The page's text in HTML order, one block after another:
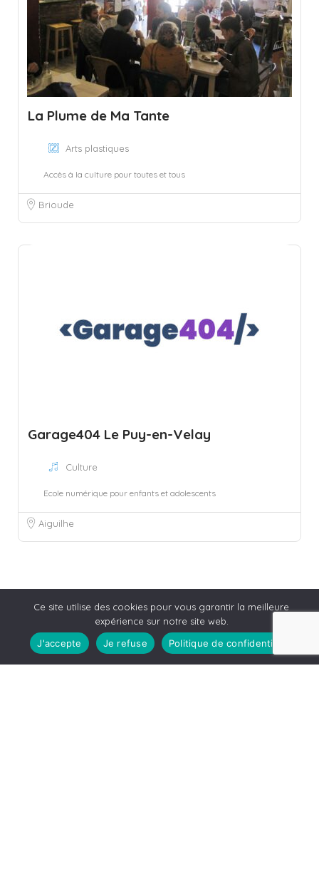
La Plume de Ma Tante
Arts plastiques
Accès à la culture pour toutes et tous
Brioude
Garage404 Le Puy-en-Velay
Culture
Ecole numérique pour enfants et adolescents
Aiguilhe
Ce site utilise des cookies pour vous garantir la meilleure
expérience sur notre site web.
J'accepte
Je refuse Politique de confidentialité